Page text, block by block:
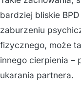
bardziej bliskie
zaburzeniu
fizycznego, może
innego cierpienia –
ukarania partnera.